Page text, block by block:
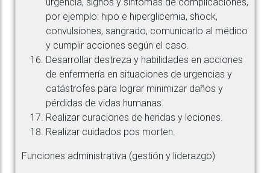
por ejemplo: hipo e hiperglicemia, shock,
convulsiones, sangrado, comunicarlo al médico
y cumplir acciones según el caso.
Desarrollar destreza y habilidades en acciones
de enfermería en situaciones de urgencias y
catástrofes para lograr minimizar daños y
pérdidas de vidas humanas.
Realizar curaciones de heridas y leciones.
Realizar cuidados pos morten.
Funciones administrativa (gestión y liderazgo)